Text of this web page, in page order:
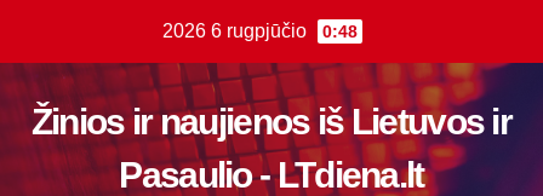
content
2026 6 rugpjūčio 0:48
Žinios ir naujienos iš Lietuvos ir
Pasaulio - LTdiena.lt